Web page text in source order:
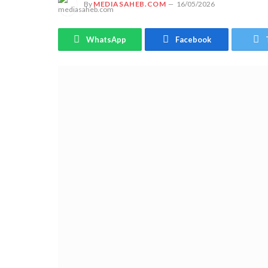
By MEDIASAHEB.COM 16/05/2026
WhatsApp Facebook